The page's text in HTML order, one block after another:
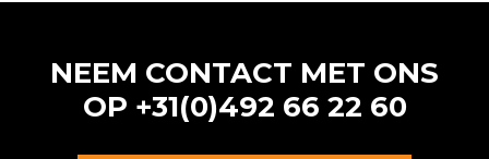
NEEM CONTACT MET ONS
OP +31(0)492 66 22 60